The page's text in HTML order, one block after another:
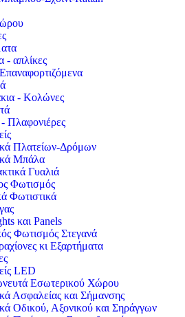
- απλίκες
- Κολώνες
Πλαφονιέρες
Πλατείων-Δρόμων
Μπάλα
Γυαλιά
Φωτισμός
Φωτιστικά
και Panels
Φωτισμός Στεγανά
κι Εξαρτήματα
LED
Εσωτερικού Χώρου
Ασφαλείας και Σήμανσης
Οδικού, Αξονικού και Σηράγγων